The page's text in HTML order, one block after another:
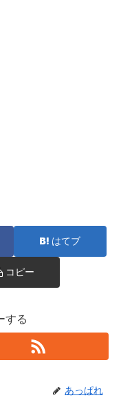
はてブ
コピー
する
あっぱれ